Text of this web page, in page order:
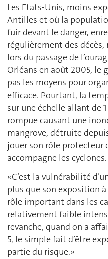
Les Etats-Unis, moins
Antilles et où la
fuir devant le danger,
régulièrement des
lors du passage de
Orléans en août 2005, le
pas les moyens pour
efficace. Pourtant, la
sur une échelle allant de
rompue causant une
mangrove, détruite
jouer son rôle protecteur
accompagne les cyclones.
«C’est la vulnérabilité
plus que son exposition
rôle important dans les
relativement faible
revanche, quand on a
5, le simple fait d’être
partie du risque.»